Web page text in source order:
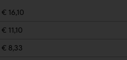
€ 16,10
€ 11,10
€ 8,33